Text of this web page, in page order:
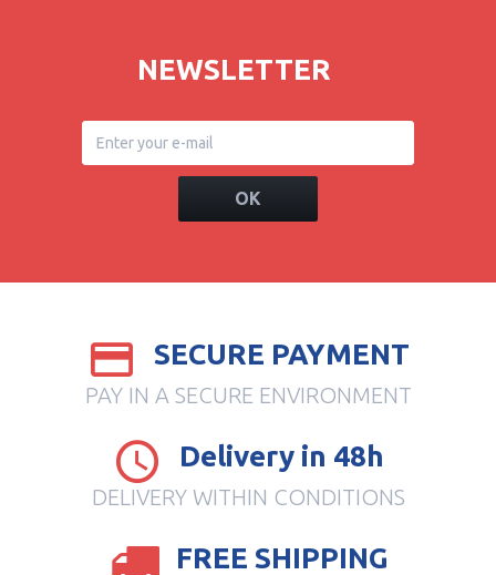
NEWSLETTER
OK
SECURE PAYMENT
PAY IN A SECURE ENVIRONMENT
Delivery in 48h
DELIVERY WITHIN CONDITIONS
FREE SHIPPING